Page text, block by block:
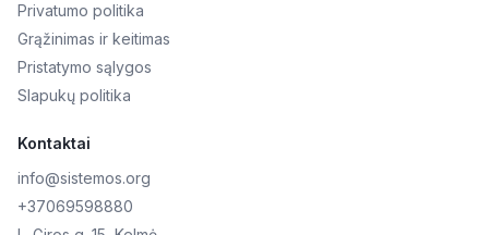
Privatumo politika
Grąžinimas ir keitimas
Pristatymo sąlygos
Slapukų politika
Kontaktai
info@sistemos.org
+37069598880